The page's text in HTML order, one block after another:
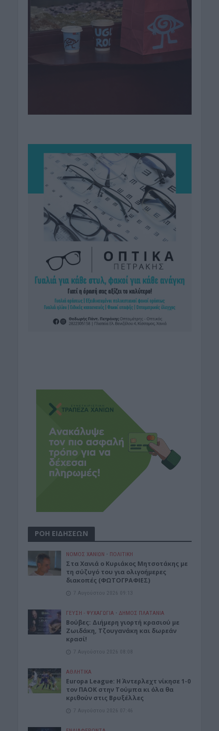
ΡΟΗ ΕΙΔΗΣΕΩΝ
ΝΟΜΌΣ ΧΑΝΊΩΝ • ΠΟΛΙΤΙΚΗ
Στα Χανιά ο Κυριάκος Μητσοτάκης με
τη σύζυγό του για ολιγοήμερες
διακοπές (ΦΩΤΟΓΡΑΦΙΕΣ)
7 Αυγούστου 2026 09:13
ΓΕΎΣΗ - ΨΥΧΑΓΩΓΊΑ • ΔΉΜΟΣ ΠΛΑΤΑΝΙΆ
Βούβες: Διήμερη γιορτή κρασιού με
Ζωιδάκη, Τζουγανάκη και δωρεάν
κρασί!
7 Αυγούστου 2026 08:08
ΑΘΛΗΤΙΚΑ
Europa League: Η Άντερλεχτ νίκησε 1-0
τον ΠΑΟΚ στην Τούμπα κι όλα θα
κριθούν στις Βρυξέλλες
7 Αυγούστου 2026 07:46